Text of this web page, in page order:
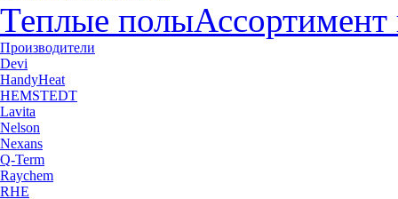
Теплые полы
Производители
Devi
HandyHeat
HEMSTEDT
Lavita
Nelson
Nexans
Q-Term
Raychem
RHE